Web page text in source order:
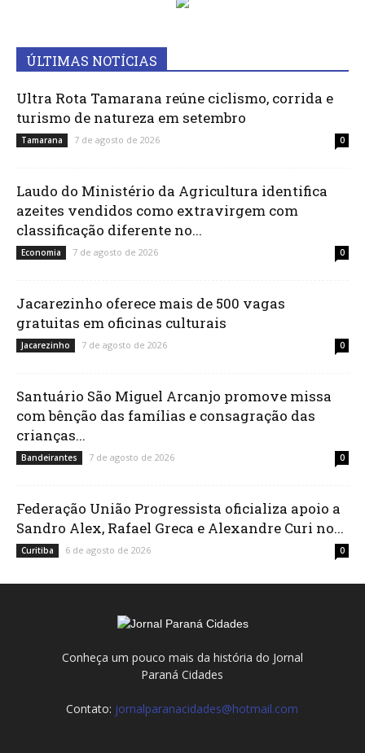
ÚLTIMAS NOTÍCIAS
Ultra Rota Tamarana reúne ciclismo, corrida e
turismo de natureza em setembro
Tamarana 7 de agosto de 2026 0
Laudo do Ministério da Agricultura identifica
azeites vendidos como extravirgem com
classificação diferente no...
Economia 7 de agosto de 2026 0
Jacarezinho oferece mais de 500 vagas
gratuitas em oficinas culturais
Jacarezinho 7 de agosto de 2026 0
Santuário São Miguel Arcanjo promove missa
com bênção das famílias e consagração das
crianças...
Bandeirantes 7 de agosto de 2026 0
Federação União Progressista oficializa apoio a
Sandro Alex, Rafael Greca e Alexandre Curi no...
Curitiba 6 de agosto de 2026 0
Conheça um pouco mais da história do Jornal
Paraná Cidades
Contato: jornalparanacidades@hotmail.com